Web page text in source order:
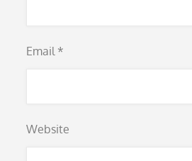
Email *
Website